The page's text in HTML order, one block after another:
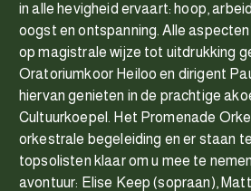
in alle hevigheid ervaart: hoop,
oogst en ontspanning. Alle
op magistrale wijze tot uitdrukking
Oratoriumkoor Heiloo en dirigent
hiervan genieten in de prachtige
Cultuurkoepel. Het Promenade
orkestrale begeleiding en er staan
topsolisten klaar om u mee te
avontuur: Elise Keep (sopraan),